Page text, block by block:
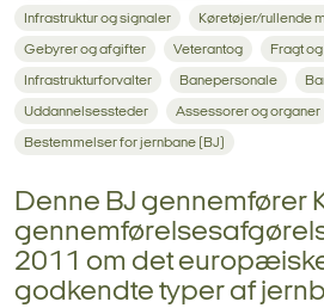
Infrastruktur og signaler Køretøjer/rullende
Gebyrer og afgifter Veterantog Fragt
Infrastrukturforvalter Banepersonale
Uddannelsessteder Assessorer og organer
Bestemmelser for jernbane (BJ)
Denne BJ gennemfører
2011 om det
godkendte typer af